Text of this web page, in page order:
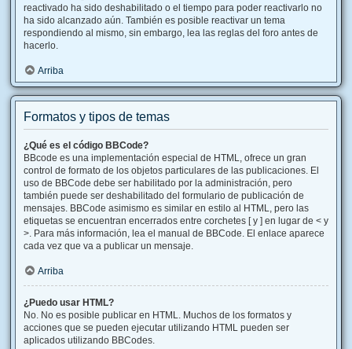
reactivado ha sido deshabilitado o el tiempo para poder reactivarlo no
ha sido alcanzado aún. También es posible reactivar un tema
respondiendo al mismo, sin embargo, lea las reglas del foro antes de
hacerlo.
Arriba
Formatos y tipos de temas
¿Qué es el código BBCode?
BBcode es una implementación especial de HTML, ofrece un gran
control de formato de los objetos particulares de las publicaciones. El
uso de BBCode debe ser habilitado por la administración, pero
también puede ser deshabilitado del formulario de publicación de
mensajes. BBCode asimismo es similar en estilo al HTML, pero las
etiquetas se encuentran encerrados entre corchetes [ y ] en lugar de < y
>. Para más información, lea el manual de BBCode. El enlace aparece
cada vez que va a publicar un mensaje.
Arriba
¿Puedo usar HTML?
No. No es posible publicar en HTML. Muchos de los formatos y
acciones que se pueden ejecutar utilizando HTML pueden ser
aplicados utilizando BBCodes.